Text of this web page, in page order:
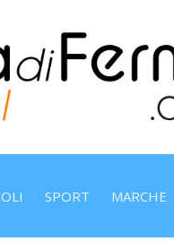
SPORT MARCHE